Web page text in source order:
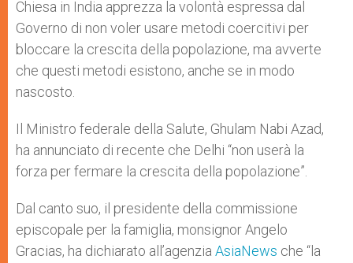
r
Chiesa in India apprezza la volontà espressa dal
Governo di non voler usare metodi coercitivi per
bloccare la crescita della popolazione, ma avverte
che questi metodi esistono, anche se in modo
nascosto.
Il Ministro federale della Salute, Ghulam Nabi Azad,
ha annunciato di recente che Delhi “non userà la
forza per fermare la crescita della popolazione”.
Dal canto suo, il presidente della commissione
episcopale per la famiglia, monsignor Angelo
Gracias, ha dichiarato all’agenzia AsiaNews che “la